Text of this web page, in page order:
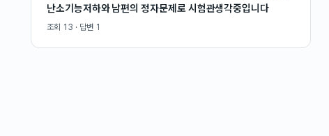
난소기능저하와 남편의 정자문제로 시험관생각중입니다
조회 13 · 답변 1